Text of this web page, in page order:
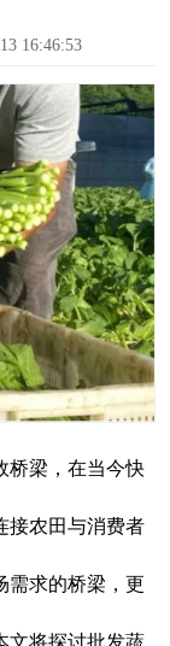
16:46:53
桥梁，在当今快
接农田与消费者
需求的桥梁，更